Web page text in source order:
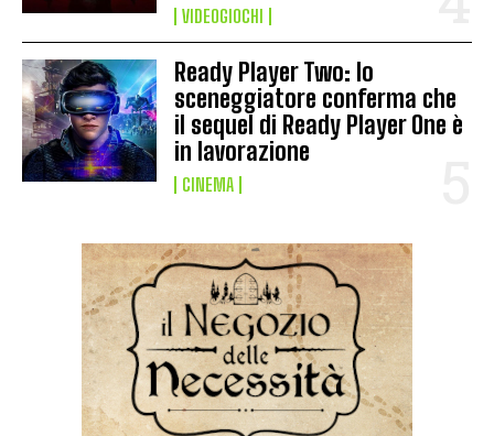
VIDEOGIOCHI
Ready Player Two: lo
sceneggiatore conferma che
il sequel di Ready Player One è
in lavorazione
CINEMA